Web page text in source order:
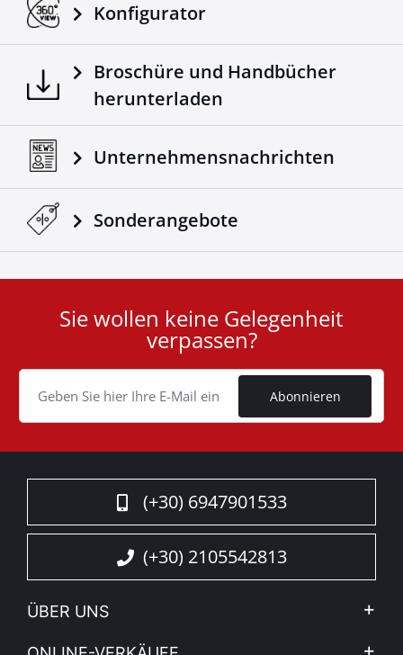
Konfigurator
Broschüre und Handbücher
herunterladen
Unternehmensnachrichten
Sonderangebote
Cookie
Sie wollen keine Gelegenheit
verpassen?
Abonnieren
(+30) 6947901533
(+30) 2105542813
ÜBER UNS
Firma